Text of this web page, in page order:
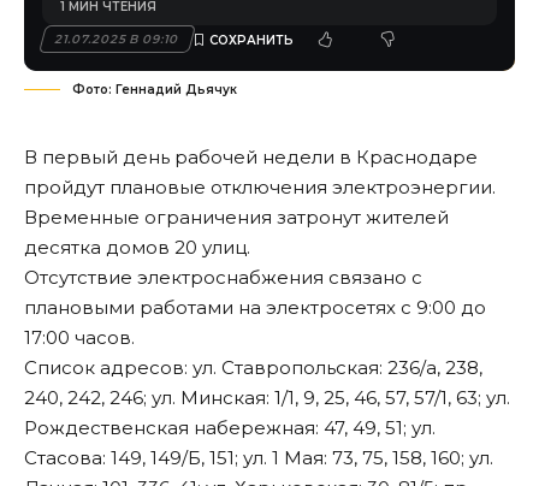
21.07.2025 В 09:10
1 МИН ЧТЕНИЯ
Фото: Геннадий Дьячук
В первый день рабочей недели в Краснодаре
пройдут плановые отключения электроэнергии.
Временные ограничения затронут жителей
десятка домов 20 улиц.
Отсутствие электроснабжения связано с
плановыми работами на электросетях с 9:00 до
17:00 часов.
Список адресов: ул. Ставропольская: 236/а, 238,
240, 242, 246; ул. Минская: 1/1, 9, 25, 46, 57, 57/1, 63; ул.
Рождественская набережная: 47, 49, 51; ул.
Стасова: 149, 149/Б, 151; ул. 1 Мая: 73, 75, 158, 160; ул.